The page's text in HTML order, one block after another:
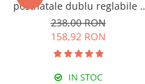
postnatale dublu reglabile -
Beige-Black
238,00 RON
158,92 RON
IN STOC